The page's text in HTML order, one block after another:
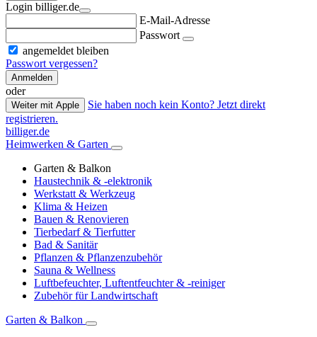
Login billiger.de
E-Mail-Adresse
Passwort
angemeldet bleiben
Passwort vergessen?
Anmelden
oder
Weiter mit Apple
Sie haben noch kein Konto? Jetzt direkt
registrieren.
billiger.de
Heimwerken & Garten
Garten & Balkon
Haustechnik & -elektronik
Werkstatt & Werkzeug
Klima & Heizen
Bauen & Renovieren
Tierbedarf & Tierfutter
Bad & Sanitär
Pflanzen & Pflanzenzubehör
Sauna & Wellness
Luftbefeuchter, Luftentfeuchter & -reiniger
Zubehör für Landwirtschaft
Garten & Balkon